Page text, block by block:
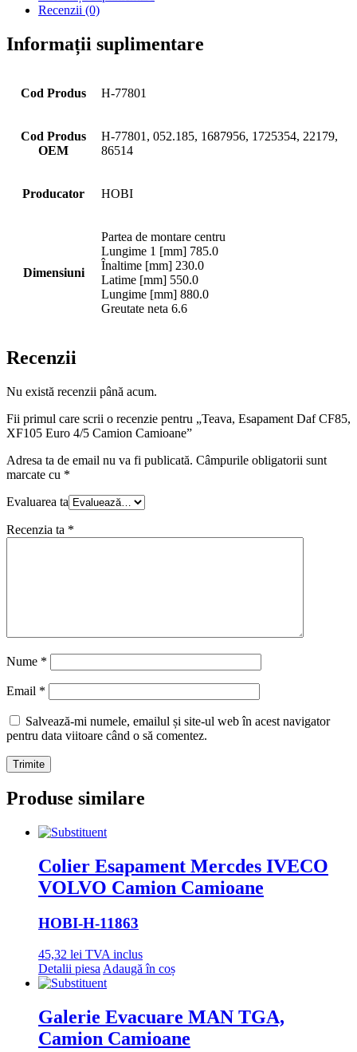
Recenzii (0)
Informații suplimentare
Cod Produs H-77801
Cod Produs
OEM
H-77801, 052.185, 1687956, 1725354, 22179,
86514
Producator HOBI
Dimensiuni
Partea de montare centru
Lungime 1 [mm] 785.0
Înaltime [mm] 230.0
Latime [mm] 550.0
Lungime [mm] 880.0
Greutate neta 6.6
Recenzii
Nu există recenzii până acum.
Fii primul care scrii o recenzie pentru „Teava, Esapament Daf CF85,
XF105 Euro 4/5 Camion Camioane”
Adresa ta de email nu va fi publicată. Câmpurile obligatorii sunt
marcate cu *
Evaluarea ta
Recenzia ta *
Nume *
Email *
Salvează-mi numele, emailul și site-ul web în acest navigator
pentru data viitoare când o să comentez.
Produse similare
Colier Esapament Mercdes IVECO
VOLVO Camion Camioane
HOBI-H-11863
45,32 lei TVA inclus
Detalii piesa Adaugă în coș
Galerie Evacuare MAN TGA,
Camion Camioane